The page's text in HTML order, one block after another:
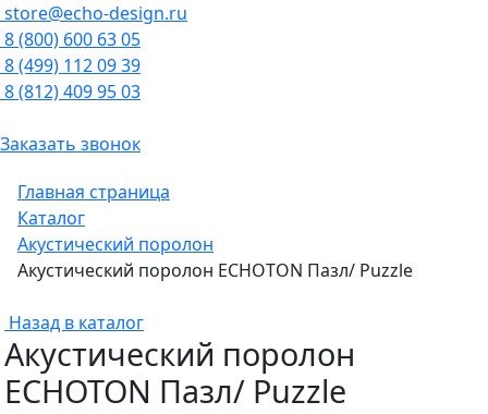
store@echo-design.ru
8 (800) 600 63 05
8 (499) 112 09 39
8 (812) 409 95 03
Заказать звонок
Главная страница
Каталог
Акустический поролон
Акустический поролон ECHOTON Пазл/ Puzzle
Назад в каталог
Акустический поролон
ECHOTON Пазл/ Puzzle